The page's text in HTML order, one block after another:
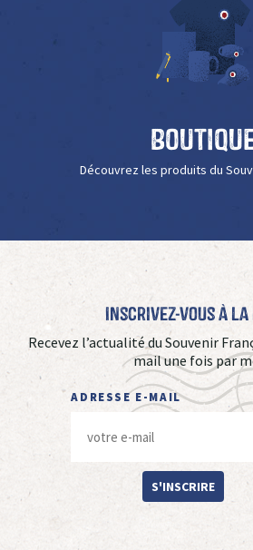
Découvrez les produits du
Inscrivez-vous à
Recevez l’actualité du Souvenir
mail une fois par
ADRESSE E-MAIL
S'INSCRIRE